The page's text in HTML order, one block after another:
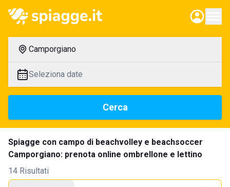
Camporgiano
Seleziona date
Cerca
Spiagge con campo di beachvolley e beachsoccer
Camporgiano: prenota online ombrellone e lettino
14 Risultati